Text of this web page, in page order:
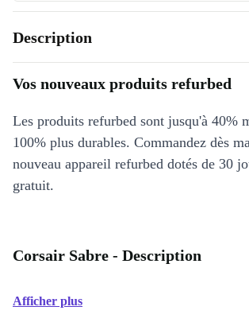
Description
Vos nouveaux produits refurbed
Les produits refurbed sont jusqu'à 40%
100% plus durables. Commandez dès
nouveau appareil refurbed dotés de 30
gratuit.
Corsair Sabre - Description
Afficher plus